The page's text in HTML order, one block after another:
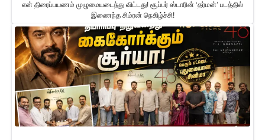
என் திரைப்பயணம் முழுமையடைந்து விட்டது! சூப்பர் ஸ்டாரின் ‘தர்மன்’ படத்தில்
இணைந்த சிம்ரன் நெகிழ்ச்சி!